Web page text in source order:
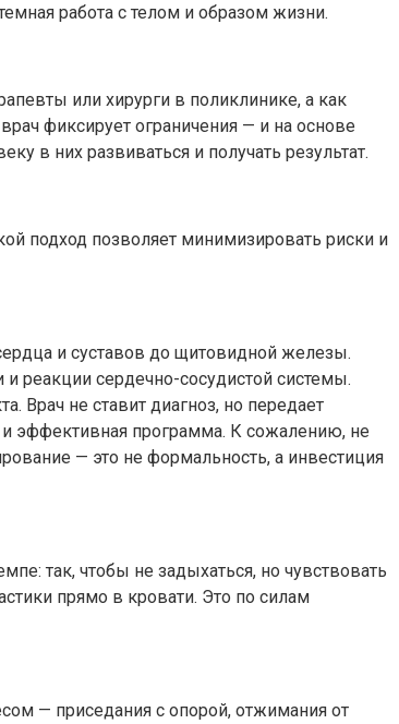
работа с телом и образом жизни.
или хирурги в поликлинике, а как
фиксирует ограничения — и на основе
в них развиваться и получать результат.
подход позволяет минимизировать риски и
и суставов до щитовидной железы.
и реакции сердечно-сосудистой системы.
Врач не ставит диагноз, но передает
и эффективная программа. К сожалению, не
— это не формальность, а инвестиция
так, чтобы не задыхаться, но чувствовать
прямо в кровати. Это по силам
— приседания с опорой, отжимания от